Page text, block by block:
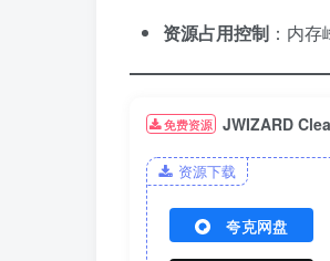
​资源占用控制​ ：内
免费资源 JWIZARD
资源下载
夸克网盘